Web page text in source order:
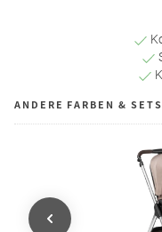
ANDERE FARBEN & SETS